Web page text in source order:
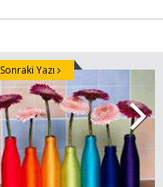
Sonraki Yazı